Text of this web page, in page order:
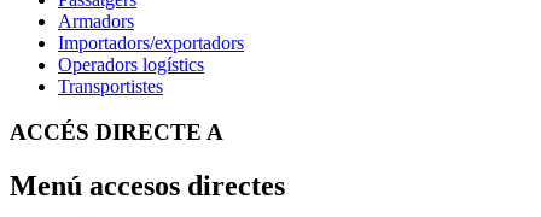
Armadors
Importadors/exportadors
Operadors logístics
Transportistes
ACCÉS DIRECTE A
Menú accesos directes